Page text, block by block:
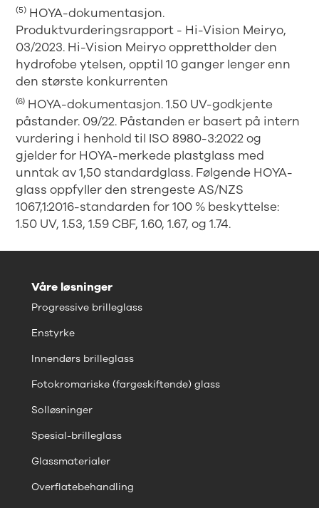
(5) HOYA-dokumentasjon.
Produktvurderingsrapport - Hi-Vision Meiryo,
03/2023. Hi-Vision Meiryo opprettholder den
hydrofobe ytelsen, opptil 10 ganger lenger enn
den største konkurrenten
(6) HOYA-dokumentasjon. 1.50 UV-godkjente
påstander. 09/22. Påstanden er basert på intern
vurdering i henhold til ISO 8980-3:2022 og
gjelder for HOYA-merkede plastglass med
unntak av 1,50 standardglass. Følgende HOYA-
glass oppfyller den strengeste AS/NZS
1067,1:2016-standarden for 100 % beskyttelse:
1.50 UV, 1.53, 1.59 CBF, 1.60, 1.67, og 1.74.
Våre løsninger
Progressive brilleglass
Enstyrke
Innendørs brilleglass
Fotokromariske (fargeskiftende) glass
Solløsninger
Spesial-brilleglass
Glassmaterialer
Overflatebehandling